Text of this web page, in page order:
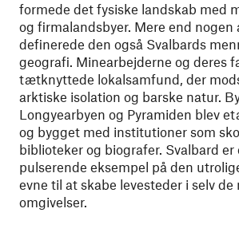
formede det fysiske landskab med
og firmalandsbyer. Mere end nogen
definerede den også Svalbards
geografi. Minearbejderne og deres
tætknyttede lokalsamfund, der
arktiske isolation og barske natur.
Longyearbyen og Pyramiden blev
og bygget med institutioner som
biblioteker og biografer. Svalbard er
pulserende eksempel på den
evne til at skabe levesteder i selv
omgivelser.